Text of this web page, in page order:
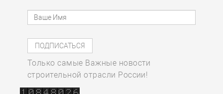
Только самые Важные новости
строительной отрасли России!